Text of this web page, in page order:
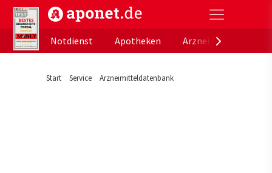
aponet.de - Das offizielle Gesundheitsportal der
Notdienst
Apotheken
Start Service Arzneimitteldatenbank